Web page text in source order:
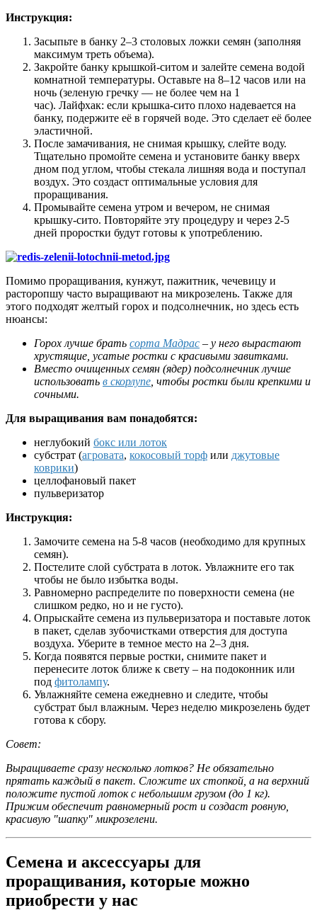
Инструкция:
Засыпьте в банку 2–3 столовых ложки семян (заполняя
максимум треть объема).
Закройте банку крышкой-ситом и залейте семена водой
комнатной температуры. Оставьте на 8–12 часов или на
ночь (зеленую гречку — не более чем на 1
час). Лайфхак: если крышка-сито плохо надевается на
банку, подержите её в горячей воде. Это сделает её более
эластичной.
После замачивания, не снимая крышку, слейте воду.
Тщательно промойте семена и установите банку вверх
дном под углом, чтобы стекала лишняя вода и поступал
воздух. Это создаст оптимальные условия для
проращивания.
Промывайте семена утром и вечером, не снимая
крышку-сито. Повторяйте эту процедуру и через 2-5
дней проростки будут готовы к употреблению.
Помимо проращивания, кунжут, пажитник, чечевицу и
расторопшу часто выращивают на микрозелень. Также для
этого подходят желтый горох и подсолнечник, но здесь есть
нюансы:
Горох лучше брать сорта Мадрас – у него вырастают
хрустящие, усатые ростки с красивыми завитками.
Вместо очищенных семян (ядер) подсолнечник лучше
использовать в скорлупе , чтобы ростки были крепкими и
сочными.
Для выращивания вам понадобятся:
неглубокий бокс или лоток
субстрат (агровата, кокосовый торф или джутовые
коврики)
целлофановый пакет
пульверизатор
Инструкция:
Замочите семена на 5-8 часов (необходимо для крупных
семян).
Постелите слой субстрата в лоток. Увлажните его так
чтобы не было избытка воды.
Равномерно распределите по поверхности семена (не
слишком редко, но и не густо).
Опрыскайте семена из пульверизатора и поставьте лоток
в пакет, сделав зубочистками отверстия для доступа
воздуха. Уберите в темное место на 2–3 дня.
Когда появятся первые ростки, снимите пакет и
перенесите лоток ближе к свету – на подоконник или
под фитолампу.
Увлажняйте семена ежедневно и следите, чтобы
субстрат был влажным. Через неделю микрозелень будет
готова к сбору.
Совет:
Выращиваете сразу несколько лотков? Не обязательно
прятать каждый в пакет. Сложите их стопкой, а на верхний
положите пустой лоток с небольшим грузом (до 1 кг).
Прижим обеспечит равномерный рост и создаст ровную,
красивую "шапку" микрозелени.
Семена и аксессуары для
проращивания, которые можно
приобрести у нас